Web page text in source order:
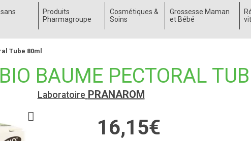
Produits
Pharmagroupe
Cosmétiques &
Soins
Grossesse Maman
et Bébé
Tube 80ml
BAUME PECTORAL
Laboratoire PRANAROM
16,15€